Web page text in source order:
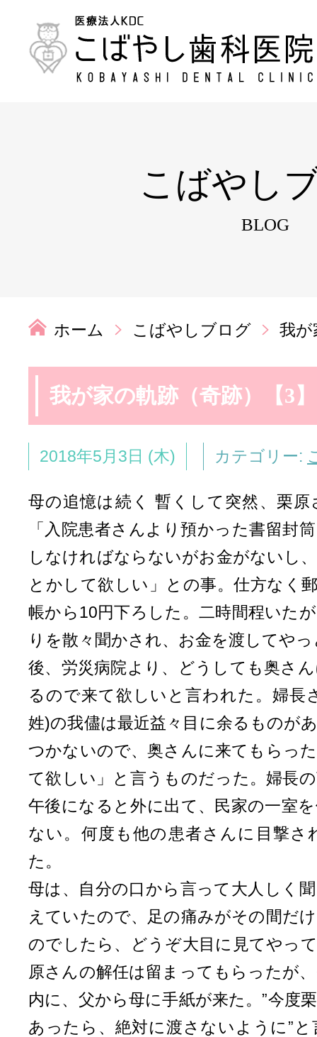
こばやし
BLOG
ホーム こばやしブログ 我が
我が家の軌跡（奇跡）【3】
2018年5月3日 (木) カテゴリー:
母の追憶は続く 暫くして突然、栗
「入院患者さんより預かった書留封
しなければならないがお金がないし
とかして欲しい」との事。仕方なく
帳から10円下ろした。二時間程いた
りを散々聞かされ、お金を渡してや
後、労災病院より、どうしても奥さ
るので来て欲しいと言われた。婦長
姓)の我儘は最近益々目に余るものが
つかないので、奥さんに来てもらっ
て欲しい」と言うものだった。婦長
午後になると外に出て、民家の一室
ない。何度も他の患者さんに目撃
た。
母は、自分の口から言って大人しく
えていたので、足の痛みがその間だ
のでしたら、どうぞ大目に見てやっ
原さんの解任は留まってもらったが
内に、父から母に手紙が来た。”今度
あったら、絶対に渡さないように”